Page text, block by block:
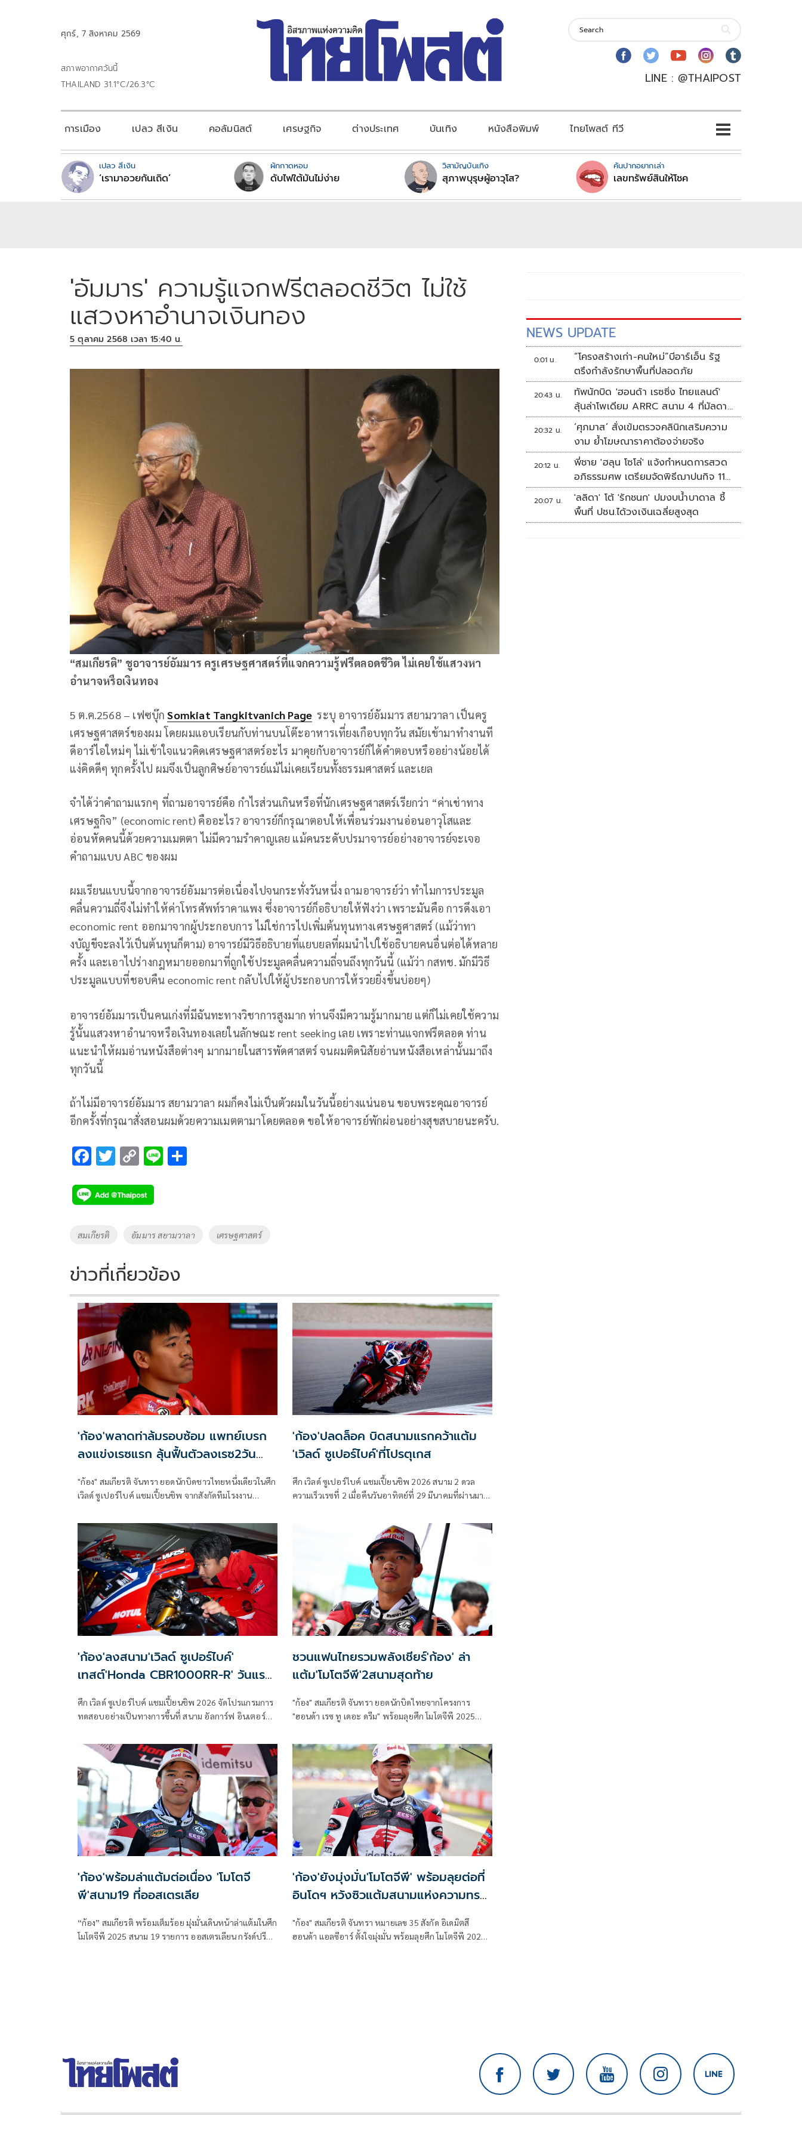
ศุกร์, 7 สิงหาคม 2569
สภาพอากาศวันนี้
THAILAND 31.1°C/26.3°C
LINE : @THAIPOST
การเมือง เปลว สีเงิน คอลัมนิสต์ เศรษฐกิจ ต่างประเทศ บันเทิง หนังสือพิมพ์ ไทยโพสต์ ทีวี
เปลว สีเงิน
‘เรามาอวยกันเถิด’
ผักกาดหอม
ดับไฟใต้มันไม่ง่าย
วิสามัญบันเทิง
สุภาพบุรุษผู้อาวุโส?
คันปากอยากเล่า
เลขทรัพย์สินให้โชค
'อัมมาร' ความรู้แจกฟรีตลอดชีวิต ไม่ใช้
แสวงหาอำนาจเงินทอง
5 ตุลาคม 2568 เวลา 15:40 น.
“สมเกียรติ” ชูอาจารย์อัมมาร ครูเศรษฐศาสตร์ที่แจกความรู้ฟรีตลอดชีวิต ไม่เคยใช้แสวงหา
อำนาจหรือเงินทอง
5 ต.ค.2568 – เฟซบุ๊กSomkiat Tangkitvanich Page ระบุ อาจารย์อัมมาร สยามวาลา เป็นครู
เศรษฐศาสตร์ของผม โดยผมแอบเรียนกับท่านบนโต๊ะอาหารเที่ยงเกือบทุกวัน สมัยเข้ามาทำงานที
ดีอาร์ไอใหม่ๆ ไม่เข้าใจแนวคิดเศรษฐศาสตร์อะไร มาคุยกับอาจารย์ก็ได้คำตอบหรืออย่างน้อยได้
แง่คิดดีๆ ทุกครั้งไป ผมจึงเป็นลูกศิษย์อาจารย์แม้ไม่เคยเรียนทั้งธรรมศาสตร์ และเยล
จำได้ว่าคำถามแรกๆ ที่ถามอาจารย์คือ กำไรส่วนเกินหรือที่นักเศรษฐศาสตร์เรียกว่า “ค่าเช่าทาง
เศรษฐกิจ” (economic rent) คืออะไร? อาจารย์ก็กรุณาตอบให้เพื่อนร่วมงานอ่อนอาวุโสและ
อ่อนหัดคนนี้ด้วยความเมตตา ไม่มีความรำคาญเลย แม้คนระดับปรมาจารย์อย่างอาจารย์จะเจอ
คำถามแบบ ABC ของผม
ผมเรียนแบบนี้จากอาจารย์อัมมารต่อเนื่องไปจนกระทั่งวันหนึ่ง ถามอาจารย์ว่า ทำไมการประมูล
คลื่นความถี่จึงไม่ทำให้ค่าโทรศัพท์ราคาแพง ซึ่งอาจารย์ก็อธิบายให้ฟังว่า เพราะมันคือ การดึงเอา
economic rent ออกมาจากผู้ประกอบการ ไม่ใช่การไปเพิ่มต้นทุนทางเศรษฐศาสตร์ (แม้ว่าทา
งบัญขีจะลงไว้เป็นต้นทุนก็ตาม) อาจารย์มีวิธีอธิบายที่แยบยลที่ผมนำไปใช้อธิบายคนอื่นต่อได้หลาย
ครั้ง และเอาไปร่างกฎหมายออกมาที่ถูกใช้ประมูลคลื่นความถี่จนถึงทุกวันนี้ (แม้ว่า กสทช. มักมีวิธี
ประมูลแบบที่ชอบคืน economic rent กลับไปให้ผู้ประกอบการให้รวยยิ่งขึ้นบ่อยๆ)
อาจารย์อัมมารเป็นคนเก่งที่มีฉันทะทางวิชาการสูงมาก ท่านจึงมีความรู้มากมาย แต่ก็ไม่เคยใช้ความ
รู้นั้นแสวงหาอำนาจหรือเงินทองเลยในลักษณะ rent seeking เลย เพราะท่านแจกฟรีตลอด ท่าน
แนะนำให้ผมอ่านหนังสือต่างๆ มากมายในสารพัดศาสตร์ จนผมติดนิสัยอ่านหนังสือเหล่านั้นมาถึง
ทุกวันนี้
ถ้าไม่มีอาจารย์อัมมาร สยามวาลา ผมก็คงไม่เป็นตัวผมในวันนี้อย่างแน่นอน ขอบพระคุณอาจารย์
อีกครั้งที่กรุณาสั่งสอนผมด้วยความเมตตามาโดยตลอด ขอให้อาจารย์พักผ่อนอย่างสุขสบายนะครับ.
F
e
b
o
k
T
tt
er
C
p
y
Li
k
Li
Tags
สมเกียรติ อัมมาร สยามวาลา เศรษฐศาสตร์
ข่าวที่เกี่ยวข้อง
'ก้อง'พลาดท่าล้มรอบซ้อม แพทย์เบรก
ลงแข่งเรซแรก ลุ้นฟื้นตัวลงเรซ2วัน
"ก้อง" สมเกียรติ จันทรา ยอดนักบิดชาวไทยหนึ่งเดียวในศึก
เวิลด์ ซูเปอร์ไบค์ แชมเปี้ยนชิพ จากสังกัดทีมโรงงาน
แพทย์จะแถลงมีมติให้ถอนตัวจากการแข่งขันเรซแรกในวัน
เสาร์ เพื่อรักษาอาการบาดเจ็บ เตรียมลุ้นคัมแบ็กในวัน
อาทิตย์นี้ที่ ทีที เซอร์กิต แอสเซ่น ประเทศเนเธอร์แลนด์
'ก้อง'ปลดล็อค บิดสนามแรกคว้าแต้ม
'เวิลด์ ซูเปอร์ไบค์'ที่โปรตุเกส
ศึก เวิลด์ ซูเปอร์ไบค์ แชมเปี้ยนชิพ 2026 สนาม 2 ดวล
ความเร็วเรซที่ 2 เมื่อคืนวันอาทิตย์ที่ 29 มีนาคมที่ผ่านมา ที่
ประเทศโปรตุเกส ชิงชัยกันทั้งสิ้น 20 รอบสนาม
'ก้อง'ลงสนาม'เวิลด์ ซูเปอร์ไบค์'
เทสต์'Honda CBR1000RR-R' วันแรก
ศึก เวิลด์ ซูเปอร์ไบค์ แชมเปี้ยนชิพ 2026 จัดโปรแกรมการ
ทดสอบอย่างเป็นทางการขึ้นที่ สนาม อัลการ์ฟ อินเตอร์
เวลา 2 วัน ระหว่างวันที่ 9-10 มีนาคมนี้
ชวนแฟนไทยรวมพลังเชียร์'ก้อง' ล่า
แต้ม'โมโตจีพี'2สนามสุดท้าย
"ก้อง" สมเกียรติ จันทรา ยอดนักบิดไทยจากโครงการ
"ฮอนด้า เรซ ทู เดอะ ดรีม" พร้อมลุยศึก โมโตจีพี 2025
แต้ม 2 สนามสุดท้ายของฤดูกาลในสุดสัปดาห์นี้ที่ อัลการ์ฟ
อินเตอร์เนชั่นแนล เซอร์กิต เมืองปอร์ติเมา ประเทศ
โปรตุเกส
'ก้อง'พร้อมล่าแต้มต่อเนื่อง 'โมโตจี
พี'สนาม19 ที่ออสเตรเลีย
“ก้อง” สมเกียรติ พร้อมเต็มร้อย มุ่งมั่นเดินหน้าล่าแต้มในศึก
โมโตจีพี 2025 สนาม 19 รายการ ออสเตรเลียน กรังด์ปรีซ์
'ก้อง'ยังมุ่งมั่น'โมโตจีพี' พร้อมลุยต่อที่
อินโดฯ หวังซิวแต้มสนามแห่งความทรง
"ก้อง" สมเกียรติ จันทรา หมายเลข 35 สังกัด อิเดมิตสึ
ฮอนด้า แอลซีอาร์ ตั้งใจมุ่งมั่น พร้อมลุยศึก โมโตจีพี 2025
NEWS UPDATE
0:01 น.
“โครงสร้างเก่า-คนใหม่”บีอาร์เอ็น รัฐ
ตรึงกำลังรักษาพื้นที่ปลอดภัย
20:43 น.
ทัพนักบิด 'ฮอนด้า เรซซิ่ง ไทยแลนด์'
ลุ้นล่าโพเดียม ARRC สนาม 4 ที่มัลดาลิ
กา
20:32 น.
‘ศุภมาส’ สั่งเข้มตรวจคลินิกเสริมความ
งาม ย้ำโฆษณาราคาต้องจ่ายจริง
20:12 น.
พี่ชาย 'ฮลุน โซโล่' แจ้งกำหนดการสวด
อภิธรรมศพ เตรียมจัดพิธีฌาปนกิจ 11
ส.ค.
20:07 น.
'ลลิดา' โต้ 'รักชนก' ปมงบน้ำบาดาล ชี้
พื้นที่ ปชน.ได้วงเงินเฉลี่ยสูงสุด